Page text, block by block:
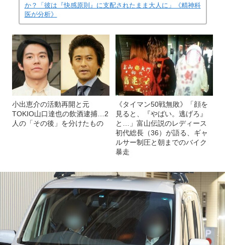
か？「彼は『快感原則』に支配されたまま大人に」《精神科
医が分析》
小出恵介の活動再開と元
TOKIO山口達也の飲酒逮捕…2
人の「その後」を分けたもの
《タイマン50戦無敗》「顔を
見ると、『やばい。逃げろ』
と…」富山伝説のレディース
初代総長（36）が語る、ギャ
ルサー制圧と朝までのバイク
暴走